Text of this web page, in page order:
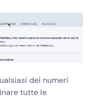
dei numeri
tutte le